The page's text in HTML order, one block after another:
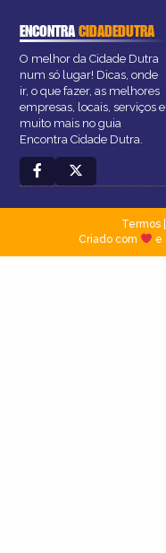
ENCONTRACIDADEDUTRA
O melhor da Cidade Dutra
num só lugar! Dicas, onde
ir, o que fazer, as melhores
empresas, locais, serviços e
muito mais no guia
Encontra Cidade Dutra.
Termos|
Criado com
e